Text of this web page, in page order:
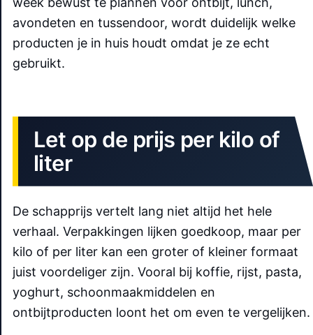
avondeten en tussendoor, wordt duidelijk welke
producten je in huis houdt omdat je ze echt
gebruikt.
Let op de prijs per kilo of
liter
De schapprijs vertelt lang niet altijd het hele
verhaal. Verpakkingen lijken goedkoop, maar per
kilo of per liter kan een groter of kleiner formaat
juist voordeliger zijn. Vooral bij koffie, rijst, pasta,
yoghurt, schoonmaakmiddelen en
ontbijtproducten loont het om even te vergelijken.